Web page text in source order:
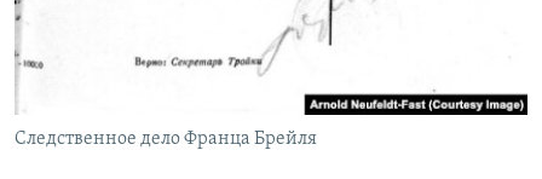
Следственное дело Франца Брейля